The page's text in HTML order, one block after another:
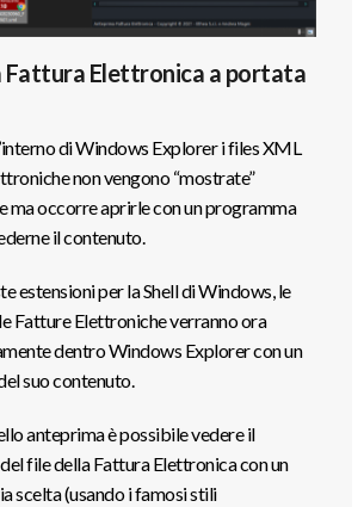
Fattura Elettronica a portata
di Windows Explorer i files XML
non vengono “mostrate”
ma occorre aprirle con un programma
il contenuto.
estensioni per la Shell di Windows, le
Fatture Elettroniche verranno ora
dentro Windows Explorer con un
suo contenuto.
anteprima è possibile vedere il
file della Fattura Elettronica con un
scelta (usando i famosi stili